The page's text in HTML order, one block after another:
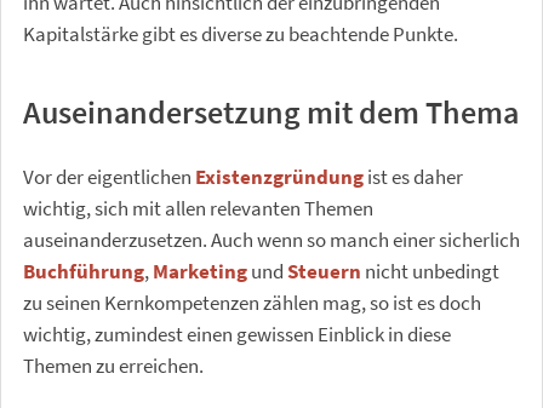
Kapitalstärke gibt es diverse zu beachtende Punkte.
Auseinandersetzung mit dem Thema
Vor der eigentlichen Existenzgründungist es daher
wichtig, sich mit allen relevanten Themen
auseinanderzusetzen. Auch wenn so manch einer sicherlich
Buchführung,MarketingundSteuern nicht unbedingt
zu seinen Kernkompetenzen zählen mag, so ist es doch
wichtig, zumindest einen gewissen Einblick in diese
Themen zu erreichen.